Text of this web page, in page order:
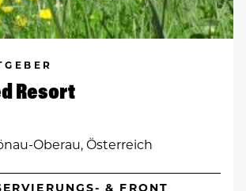
Resort
Oberau, Österreich
& FRONT